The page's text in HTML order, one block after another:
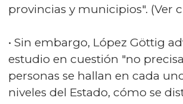
provincias y municipios". (Ver
• Sin embargo, López Göttig
estudio en cuestión "no
personas se hallan en cada
niveles del Estado, cómo se